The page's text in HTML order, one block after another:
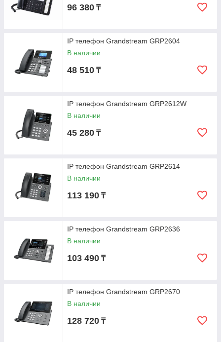
96 380 ₸
IP телефон Grandstream GRP2604
В наличии
48 510 ₸
IP телефон Grandstream GRP2612W
В наличии
45 280 ₸
IP телефон Grandstream GRP2614
В наличии
113 190 ₸
IP телефон Grandstream GRP2636
В наличии
103 490 ₸
IP телефон Grandstream GRP2670
В наличии
128 720 ₸